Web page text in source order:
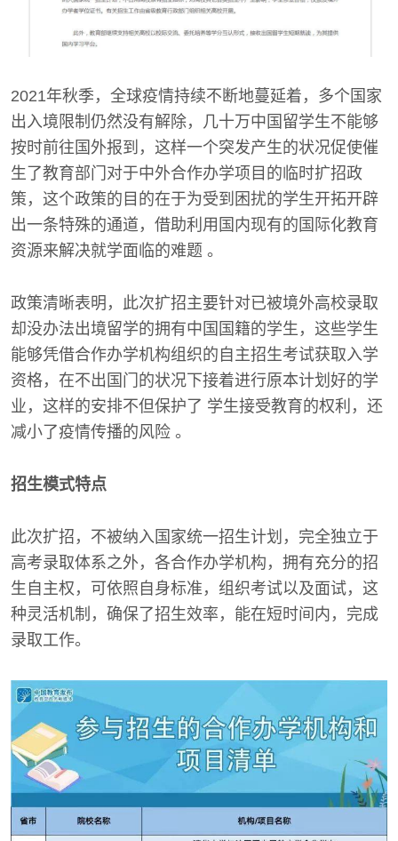
2021年秋季，全球疫情持续不断地蔓延着，多个国家
出入境限制仍然没有解除，几十万中国留学生不能够
按时前往国外报到，这样一个突发产生的状况促使催
生了教育部门对于中外合作办学项目的临时扩招政
策，这个政策的目的在于为受到困扰的学生开拓开辟
出一条特殊的通道，借助利用国内现有的国际化教育
资源来解决就学面临的难题 。
政策清晰表明，此次扩招主要针对已被境外高校录取
却没办法出境留学的拥有中国国籍的学生，这些学生
能够凭借合作办学机构组织的自主招生考试获取入学
资格，在不出国门的状况下接着进行原本计划好的学
业，这样的安排不但保护了 学生接受教育的权利，还
减小了疫情传播的风险 。
招生模式特点
此次扩招，不被纳入国家统一招生计划，完全独立于
高考录取体系之外，各合作办学机构，拥有充分的招
生自主权，可依照自身标准，组织考试以及面试，这
种灵活机制，确保了招生效率，能在短时间内，完成
录取工作。